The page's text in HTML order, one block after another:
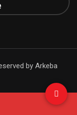
by Arkeba